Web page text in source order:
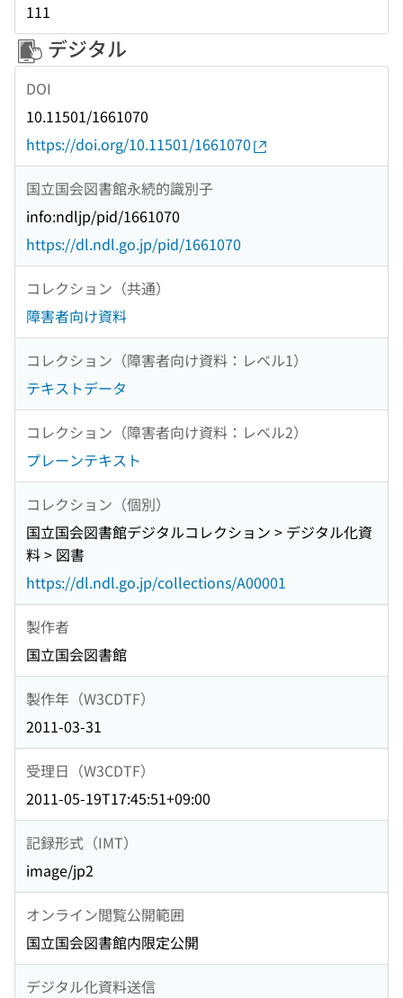
111
デジタル
DOI
10.11501/1661070
https://doi.org/10.11501/1661070
国立国会図書館永続的識別子
info:ndljp/pid/1661070
https://dl.ndl.go.jp/pid/1661070
コレクション（共通）
障害者向け資料
コレクション（障害者向け資料：レベル1）
テキストデータ
コレクション（障害者向け資料：レベル2）
プレーンテキスト
コレクション（個別）
国立国会図書館デジタルコレクション > デジタル化資
料 > 図書
https://dl.ndl.go.jp/collections/A00001
製作者
国立国会図書館
製作年（W3CDTF）
2011-03-31
受理日（W3CDTF）
2011-05-19T17:45:51+09:00
記録形式（IMT）
image/jp2
オンライン閲覧公開範囲
国立国会図書館内限定公開
デジタル化資料送信